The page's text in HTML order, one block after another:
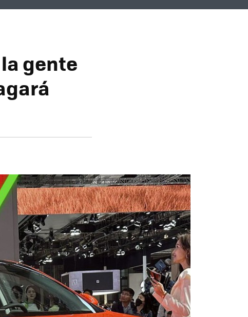
gente